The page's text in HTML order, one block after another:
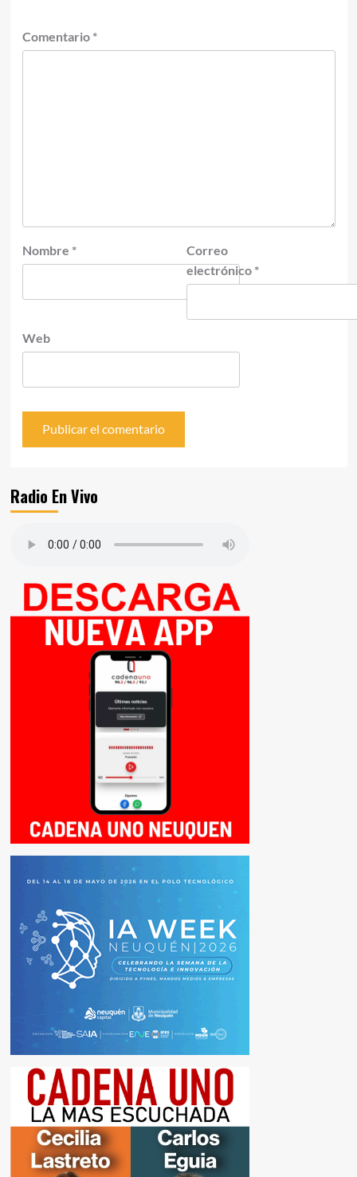
Comentario *
Nombre *
Correo
electrónico *
Web
Radio En Vivo